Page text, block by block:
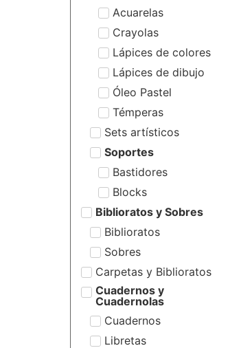
Acuarelas
Crayolas
Lápices de colores
Lápices de dibujo
Óleo Pastel
Témperas
Sets artísticos
Soportes
Bastidores
Blocks
Biblioratos y Sobres
Biblioratos
Sobres
Carpetas y Biblioratos
Cuadernos y
Cuadernolas
Cuadernos
Libretas